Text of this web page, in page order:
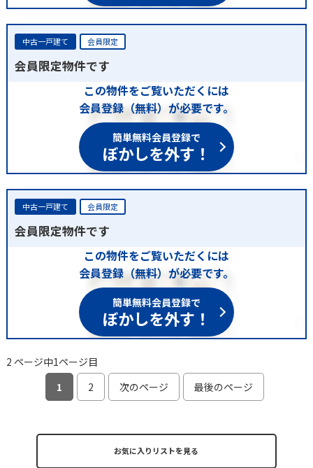
中古一戸建て 会員限定
会員限定物件です
この物件をご覧いただくには
会員登録（無料）が必要です。
簡単無料会員登録で
ぼかしを外す！
中古一戸建て 会員限定
会員限定物件です
この物件をご覧いただくには
会員登録（無料）が必要です。
簡単無料会員登録で
ぼかしを外す！
2 ページ中1ページ目
1
2 次のページ 最後のページ
お気に入りリストを見る